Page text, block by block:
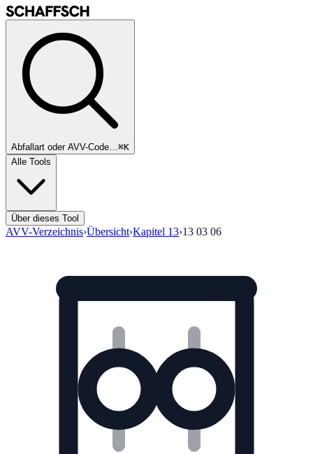
Abfallart oder AVV-Code…⌘K
Alle Tools
Über dieses Tool
AVV-Verzeichnis›Übersicht›Kapitel 13›13 03 06